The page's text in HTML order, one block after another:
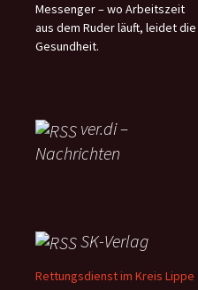
Messenger – wo Arbeitszeit
aus dem Ruder läuft, leidet die
Gesundheit.
ver.di –
Nachrichten
SK-Verlag
Rettungsdienst im Kreis Lippe